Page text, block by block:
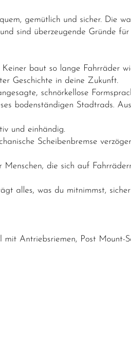
gemütlich und sicher. Die
sind überzeugende Gründe
baut so lange Fahrräder
Geschichte in deine Zukunft.
schnörkellose
bodenständigen Stadtrads.
und einhändig.
Scheibenbremse
die sich auf
alles, was du mitnimmst,
Antriebsriemen, Post Mount-